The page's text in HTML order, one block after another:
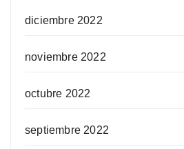
diciembre 2022
noviembre 2022
octubre 2022
septiembre 2022